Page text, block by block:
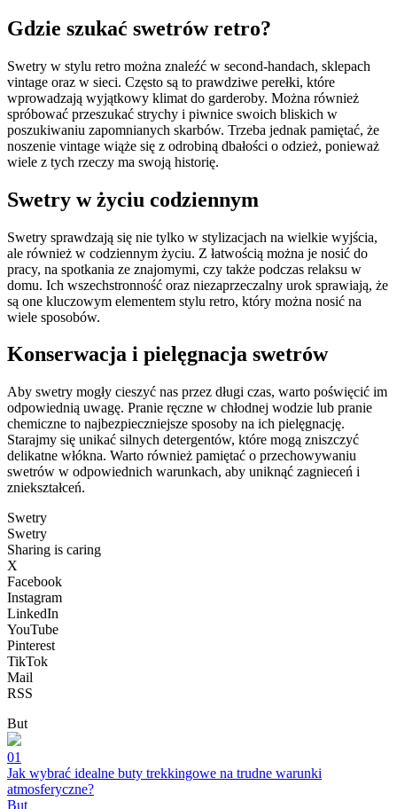
Gdzie szukać swetrów retro?
Swetry w stylu retro można znaleźć w second-handach, sklepach
vintage oraz w sieci. Często są to prawdziwe perełki, które
wprowadzają wyjątkowy klimat do garderoby. Można również
spróbować przeszukać strychy i piwnice swoich bliskich w
poszukiwaniu zapomnianych skarbów. Trzeba jednak pamiętać, że
noszenie vintage wiąże się z odrobiną dbałości o odzież, ponieważ
wiele z tych rzeczy ma swoją historię.
Swetry w życiu codziennym
Swetry sprawdzają się nie tylko w stylizacjach na wielkie wyjścia,
ale również w codziennym życiu. Z łatwością można je nosić do
pracy, na spotkania ze znajomymi, czy także podczas relaksu w
domu. Ich wszechstronność oraz niezaprzeczalny urok sprawiają, że
są one kluczowym elementem stylu retro, który można nosić na
wiele sposobów.
Konserwacja i pielęgnacja swetrów
Aby swetry mogły cieszyć nas przez długi czas, warto poświęcić im
odpowiednią uwagę. Pranie ręczne w chłodnej wodzie lub pranie
chemiczne to najbezpieczniejsze sposoby na ich pielęgnację.
Starajmy się unikać silnych detergentów, które mogą zniszczyć
delikatne włókna. Warto również pamiętać o przechowywaniu
swetrów w odpowiednich warunkach, aby uniknąć zagnieceń i
zniekształceń.
Swetry
Swetry
Sharing is caring
X
Facebook
Instagram
LinkedIn
YouTube
Pinterest
TikTok
Mail
RSS
But
01
Jak wybrać idealne buty trekkingowe na trudne warunki
atmosferyczne?
But